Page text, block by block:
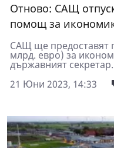
Отново: САЩ
помощ за
САЩ ще предоставят
млрд. евро) за
държавният
21 Юни 2023, 14:33